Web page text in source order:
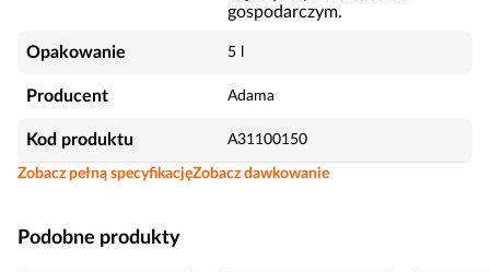
gospodarczym.
Opakowanie 5 l
Producent Adama
Kod produktu A31100150
Zobacz pełną specyfikacjęZobacz dawkowanie
Podobne produkty